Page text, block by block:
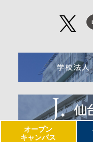
オープン
キャンパス